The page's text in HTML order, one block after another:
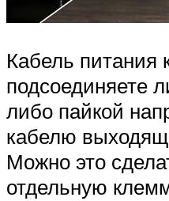
Кабель питания
подсоединяете
либо пайкой
кабелю
Можно это
отдельную